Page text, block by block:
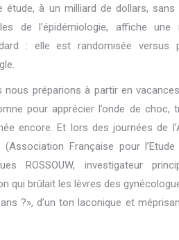
étude, à un milliard de dollars,
de l’épidémiologie, affiche une
: elle est randomisée versus
nous préparions à partir en
pour apprécier l’onde de choc,
encore. Et lors des journées de
(Association Française pour
ROSSOUW, investigateur
qui brûlait les lèvres des
?», d’un ton laconique et